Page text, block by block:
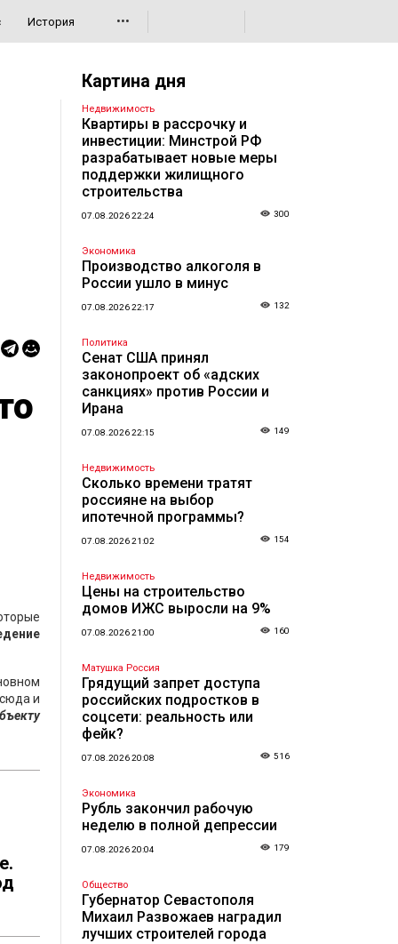
История •••
и
Картина дня
Недвижимость
Квартиры в рассрочку и
инвестиции: Минстрой РФ
разрабатывает новые меры
поддержки жилищного
строительства
07.08.2026 22:24 300
Экономика
Производство алкоголя в
России ушло в минус
07.08.2026 22:17 132
Политика
Сенат США принял
законопроект об «адских
санкциях» против России и
Ирана
07.08.2026 22:15 149
Недвижимость
Сколько времени тратят
россияне на выбор
ипотечной программы?
07.08.2026 21:02 154
Недвижимость
Цены на строительство
домов ИЖС выросли на 9%
07.08.2026 21:00 160
Матушка Россия
Грядущий запрет доступа
российских подростков в
соцсети: реальность или
фейк?
07.08.2026 20:08 516
Экономика
Рубль закончил рабочую
неделю в полной депрессии
07.08.2026 20:04 179
Общество
Губернатор Севастополя
Михаил Развожаев наградил
лучших строителей города